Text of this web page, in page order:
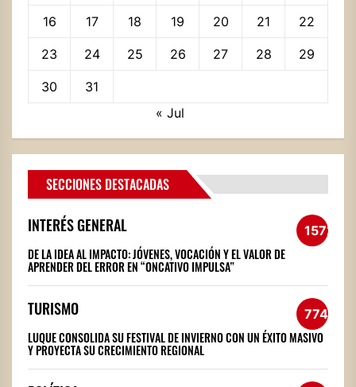
16 17 18 19 20 21 22
23 24 25 26 27 28 29
30
31
« Jul
SECCIONES DESTACADAS
INTERÉS GENERAL 1572
DE LA IDEA AL IMPACTO: JÓVENES, VOCACIÓN Y EL VALOR DE
APRENDER DEL ERROR EN “ONCATIVO IMPULSA”
TURISMO 774
LUQUE CONSOLIDA SU FESTIVAL DE INVIERNO CON UN ÉXITO MASIVO
Y PROYECTA SU CRECIMIENTO REGIONAL